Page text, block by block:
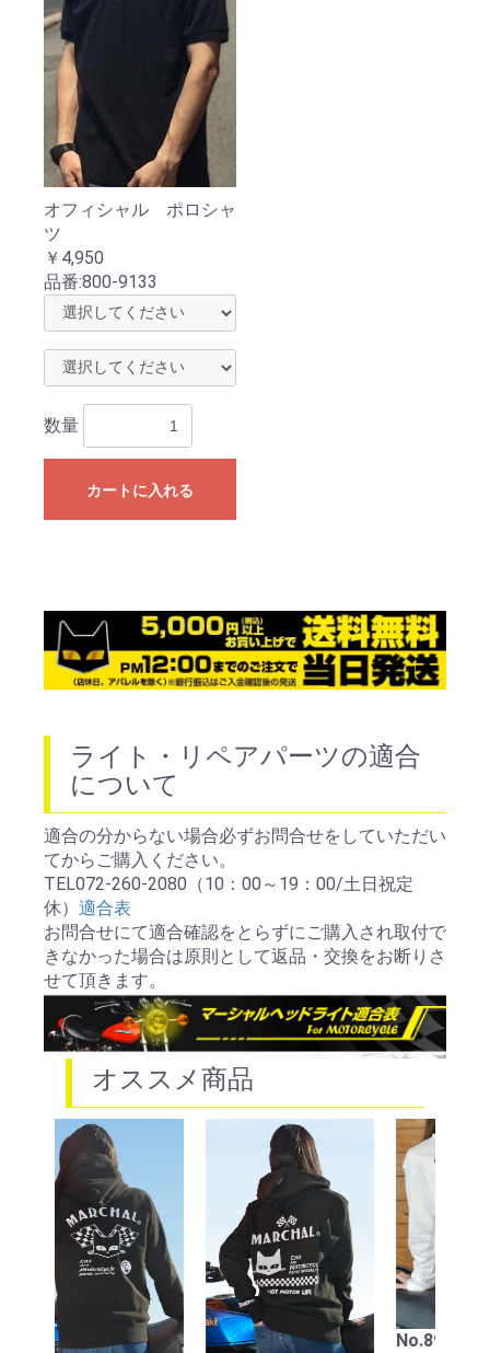
オフィシャル ポロシャ
ツ
￥4,950
品番:800-9133
数量
カートに入れる
ライト・リペアパーツの適合
について
適合の分からない場合必ずお問合せをしていただい
てからご購入ください。
TEL072-260-2080（10：00～19：00/土日祝定
休） 適合表
お問合せにて適合確認をとらずにご購入され取付で
きなかった場合は原則として返品・交換をお断りさ
せて頂きます。
オススメ商品
No.89224